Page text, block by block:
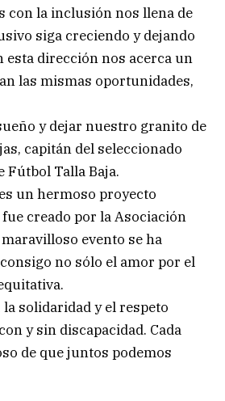
con la inclusión nos llena de
siga creciendo y dejando
esta dirección nos acerca un
las mismas oportunidades,
y dejar nuestro granito de
capitán del seleccionado
Fútbol Talla Baja.
un hermoso proyecto
creado por la Asociación
evento se ha
no sólo el amor por el
solidaridad y el respeto
y sin discapacidad. Cada
de que juntos podemos